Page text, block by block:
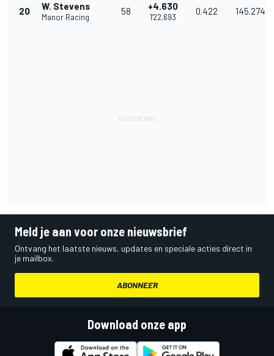
20 W. Stevens
Manor Racing
58 +4.630
1'22.693
0.422 145.274
Meld je aan voor onze nieuwsbrief
Ontvang het laatste nieuws, updates en speciale acties direct in
je mailbox.
ABONNEER
Download onze app